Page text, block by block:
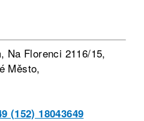
Na Florenci 2116/15,
Město,
(152) 18043649